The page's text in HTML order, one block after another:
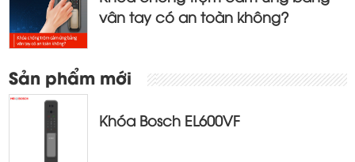
vân tay có an toàn không?
Sản phẩm mới
Khóa Bosch EL600VF